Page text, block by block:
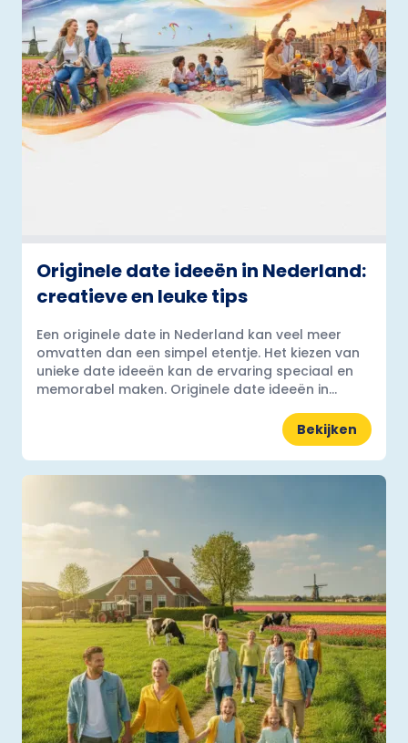
Originele date ideeën in Nederland:
creatieve en leuke tips
Een originele date in Nederland kan veel meer
omvatten dan een simpel etentje. Het kiezen van
unieke date ideeën kan de ervaring speciaal en
memorabel maken. Originele date ideeën in...
Bekijken